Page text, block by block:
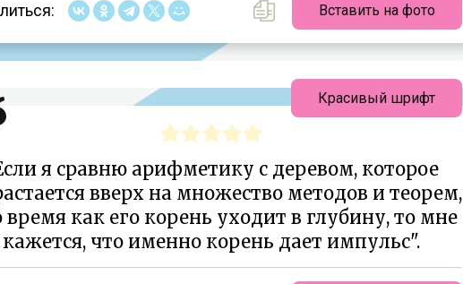
Вставить на фото
я сравню арифметику с деревом, которое
вверх на множество методов и теорем,
время как его корень уходит в глубину, то мне
кажется, что именно корень дает импульс".
Красивый шрифт